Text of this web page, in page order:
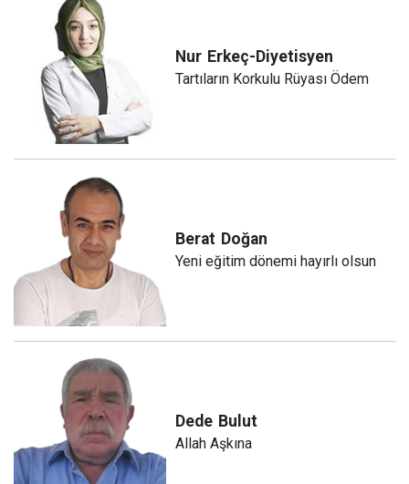
Nur Erkeç-Diyetisyen
Tartıların Korkulu Rüyası Ödem
Berat Doğan
Yeni eğitim dönemi hayırlı olsun
Dede Bulut
Allah Aşkına